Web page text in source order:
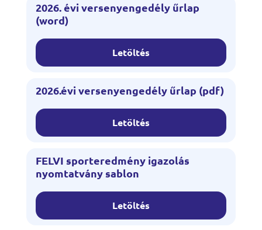
2026. évi versenyengedély űrlap
(word)
Letöltés
2026.évi versenyengedély űrlap (pdf)
Letöltés
FELVI sporteredmény igazolás
nyomtatvány sablon
Letöltés